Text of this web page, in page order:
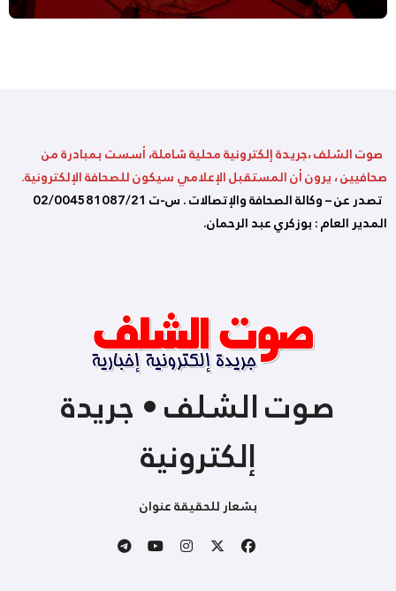
صوت الشلف ،جريدة إلكترونية محلية شاملة، أسست بمبادرة من
صحافيين ، يرون أن المستقبل الإعلامي سيكون للصحافة الإلكترونية.
تصدر عن – وكالة الصحافة والإتصالات . س-ت 02/004581087/21
المدير العام : بوزكري عبد الرحمان.
صوت الشلف • جريدة
إلكترونية
بشعار للحقيقة عنوان